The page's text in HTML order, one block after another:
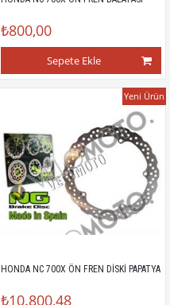
₺800,00
Sepete Ekle
HONDA NC 700X ÖN FREN DİSKİ PAPATYA
₺10.800,48
Yeni Ürün